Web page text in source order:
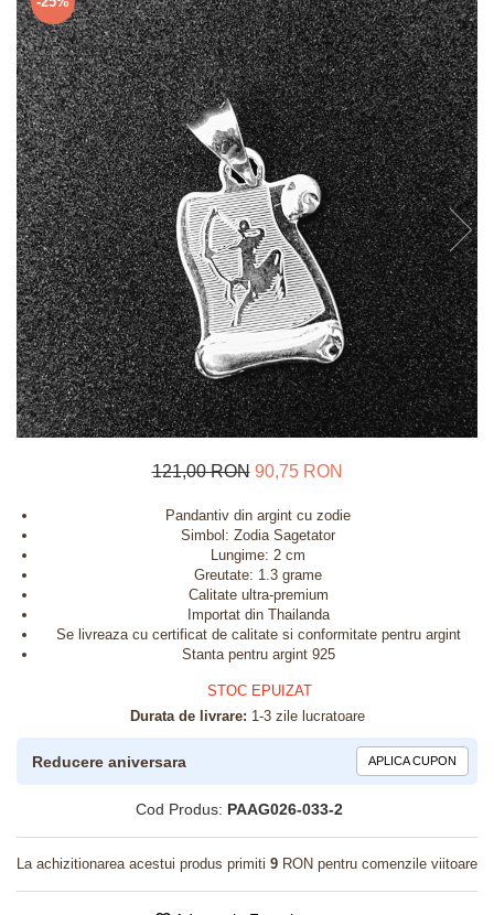
Bijuterii pentru barbati
Inele
Lanturi
Bratari
Talismane
Verighete
Bijuterii din argint placate cu aur
24K
121,00 RON 90,75 RON
Pandantiv din argint cu zodie
Simbol: Zodia Sagetator
Lungime: 2 cm
Greutate: 1.3 grame
Calitate ultra-premium
Importat din Thailanda
Se livreaza cu certificat de calitate si conformitate pentru argint
Stanta pentru argint 925
STOC EPUIZAT
Durata de livrare: 1-3 zile lucratoare
Reducere aniversara APLICA CUPON
Cod Produs: PAAG026-033-2
La achizitionarea acestui produs primiti 9 RON pentru comenzile viitoare